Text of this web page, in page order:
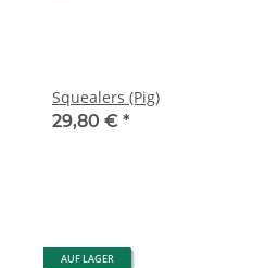
Squealers (Pig)
29,80 € *
AUF LAGER